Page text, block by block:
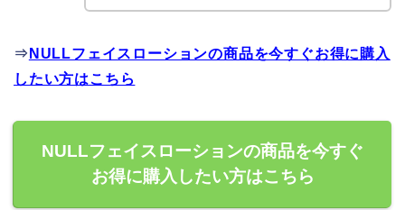
⇒ NULLフェイスローションの商品を今すぐお得に購入
したい方はこちら
NULLフェイスローションの商品を今すぐ
お得に購入したい方はこちら